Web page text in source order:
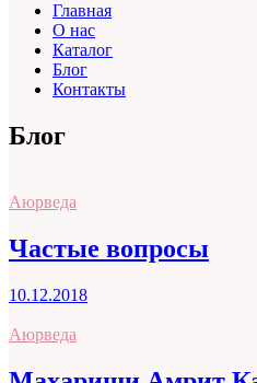
Главная
О нас
Каталог
Блог
Контакты
Блог
Аюрведа
Частые вопросы
10.12.2018
Аюрведа